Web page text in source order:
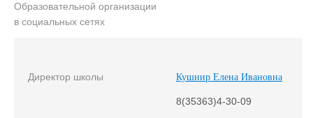
Образовательной организации
в социальных сетях
Директор школы Кушнир Елена Ивановна
8(35363)4-30-09